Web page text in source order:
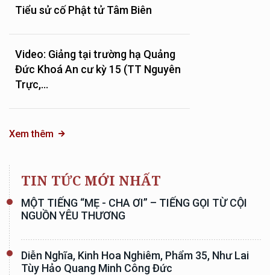
Tiểu sử cố Phật tử Tâm Biên
Video: Giảng tại trường hạ Quảng
Đức Khoá An cư kỳ 15 (TT Nguyên
Trực,...
Xem thêm
TIN TỨC MỚI NHẤT
MỘT TIẾNG “MẸ - CHA ƠI” – TIẾNG GỌI TỪ CỘI
NGUỒN YÊU THƯƠNG
Diễn Nghĩa, Kinh Hoa Nghiêm, Phẩm 35, Như Lai
Tùy Hảo Quang Minh Công Đức